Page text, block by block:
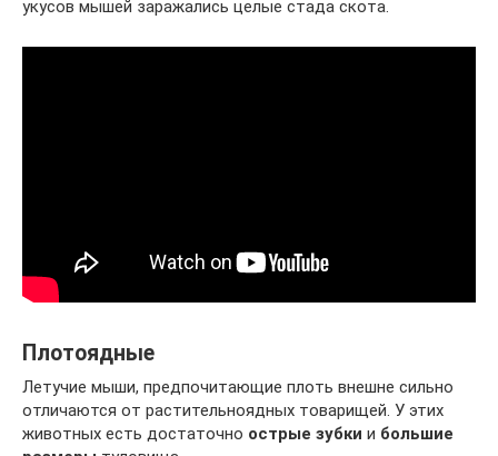
укусов мышей заражались целые стада скота.
Плотоядные
Летучие мыши, предпочитающие плоть внешне сильно
отличаются от растительноядных товарищей. У этих
животных есть достаточно острые зубки и большие